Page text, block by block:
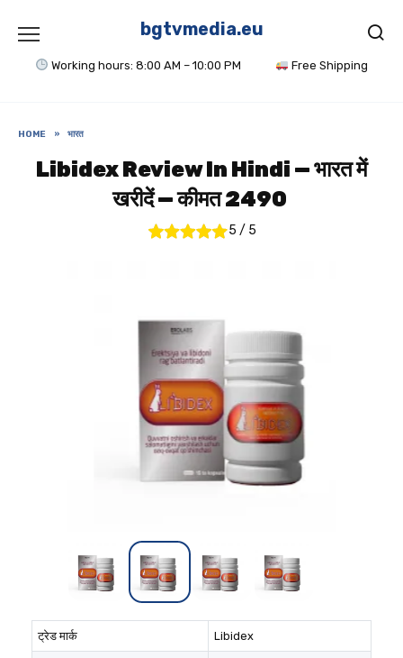
content
bgtvmedia.eu
Working hours: 8:00 AM – 10:00 PM Free Shipping
HOME » भारत
Libidex Review In Hindi — भारत में
खरीदें — कीमत 2490 ₹
5 / 5
ट्रेड मार्क Libidex